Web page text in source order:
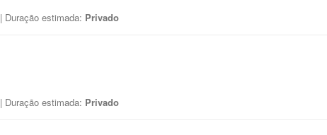
| Duração estimada: Privado
| Duração estimada: Privado